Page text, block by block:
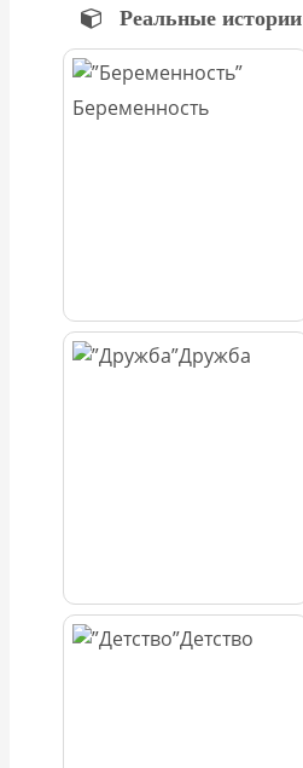
Реальные истории
Беременность
Дружба
Детство